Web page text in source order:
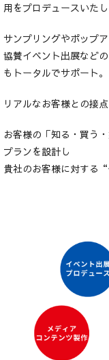
用をプロデュースいたし
サンプリングやポップ
協賛イベント出展など
もトータルでサポート。
リアルなお客様との接
お客様の「知る・買う
プランを設計し
貴社のお客様に対する